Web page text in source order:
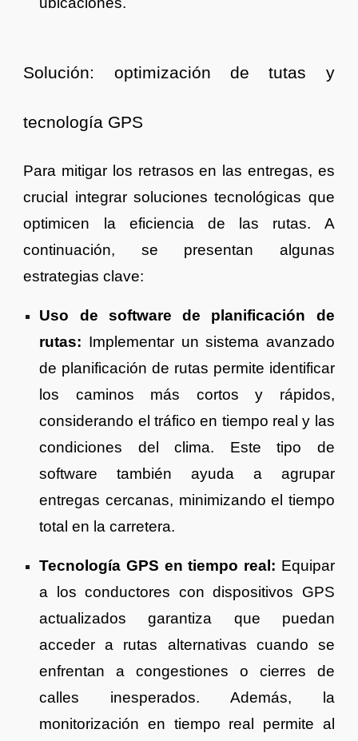
Solución: optimización de tutas y
tecnología GPS
Para mitigar los retrasos en las entregas, es
crucial integrar soluciones tecnológicas que
optimicen la eficiencia de las rutas. A
continuación, se presentan algunas
estrategias clave:
Uso de software de planificación de
rutas: Implementar un sistema avanzado
de planificación de rutas permite identificar
los caminos más cortos y rápidos,
considerando el tráfico en tiempo real y las
condiciones del clima. Este tipo de
software también ayuda a agrupar
entregas cercanas, minimizando el tiempo
total en la carretera.
Tecnología GPS en tiempo real: Equipar
a los conductores con dispositivos GPS
actualizados garantiza que puedan
acceder a rutas alternativas cuando se
enfrentan a congestiones o cierres de
calles inesperados. Además, la
monitorización en tiempo real permite al